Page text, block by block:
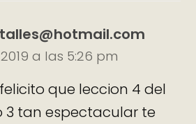
a las 5:26 pm
que leccion 4 del
3 tan espectacular te